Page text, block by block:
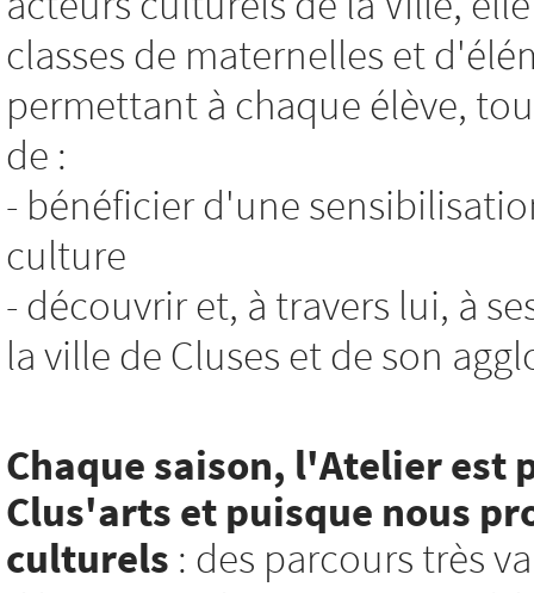
classes de maternelles et
permettant à chaque élève,
de :
- bénéficier d'une
culture
- découvrir et, à travers lui, à
la ville de Cluses et de son
Chaque saison, l'Atelier
Clus'arts et puisque nous
culturels : des parcours très